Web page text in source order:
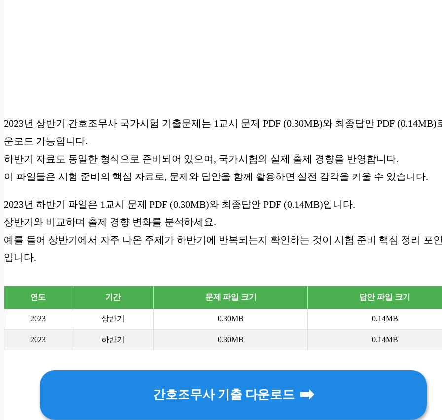
2023년 상반기 간호조무사 국가시험 기출문제는 1교시 문제 PDF (0.30MB)와 최종답안 PDF (0.14MB)
운로드 가능합니다.
하반기 자료도 동일한 형식으로 준비되어 있으며, 국가시험의 실제 출제 경향을 반영합니다.
이 파일들은 시험 준비의 핵심 자료로, 문제와 답안을 함께 활용하면 실전 감각을 키울 수 있습니다.
2023년 하반기 파일은 1교시 문제 PDF (0.30MB)와 최종답안 PDF (0.14MB)입니다.
상반기와 비교하며 출제 경향 변화를 분석하세요.
예를 들어 상반기에서 자주 나온 주제가 하반기에 반복되는지 확인하는 것이 시험 준비 핵심 정리 포
입니다.
연도 기간 문제 파일 크기 답안 파일 크기
2023 상반기 0.30MB 0.14MB
2023 하반기 0.30MB 0.14MB
간호조무사 기출 다운로드